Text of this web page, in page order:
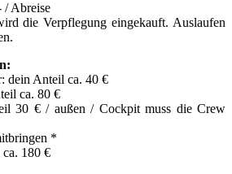
/ Abreise
die Verpflegung eingekauft. Auslaufen
dein Anteil ca. 40 €
ca. 80 €
30 € / außen / Cockpit muss die Crew
*
180 €